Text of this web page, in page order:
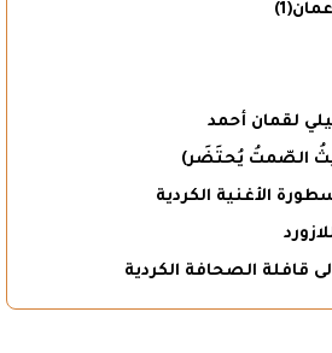
لقمان أحمد
الصّمتُ يُحتَضَر)
الأغنية الكردية
قافلة الصحافة الكردية